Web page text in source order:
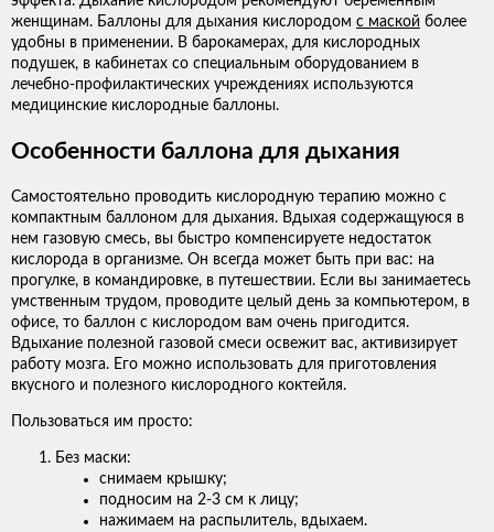
женщинам. Баллоны для дыхания кислородом с маской более
удобны в применении. В барокамерах, для кислородных
подушек, в кабинетах со специальным оборудованием в
лечебно-профилактических учреждениях используются
медицинские кислородные баллоны.
Особенности баллона для дыхания
Самостоятельно проводить кислородную терапию можно с
компактным баллоном для дыхания. Вдыхая содержащуюся в
нем газовую смесь, вы быстро компенсируете недостаток
кислорода в организме. Он всегда может быть при вас: на
прогулке, в командировке, в путешествии. Если вы занимаетесь
умственным трудом, проводите целый день за компьютером, в
офисе, то баллон с кислородом вам очень пригодится.
Вдыхание полезной газовой смеси освежит вас, активизирует
работу мозга. Его можно использовать для приготовления
вкусного и полезного кислородного коктейля.
Пользоваться им просто:
Без маски:
снимаем крышку;
подносим на 2-3 см к лицу;
нажимаем на распылитель, вдыхаем.